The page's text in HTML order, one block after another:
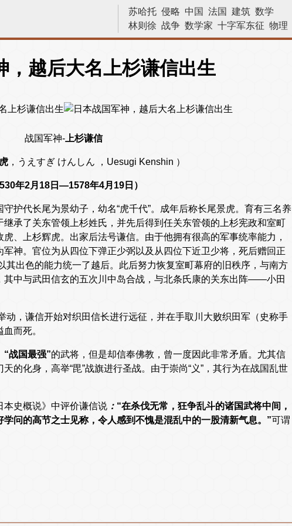
苏哈托 侵略 中国 法国 建筑 数学
林则徐 战争 数学家 十字军东征 物理
画家 诗人 小说家 巴拿马运河
原子弹 二战 物理学
，越后大名上杉谦信出生
战国军神- 上杉谦信
，うえすぎ けんしん ，Uesugi Kenshin ）
年2月18日—1578年4月19日）
护代长尾为景幼子，幼名“虎千代”。成年后称长尾景虎。育有三名养
承了关东管领上杉姓氏，并先后得到任关东管领的上杉宪政和室町
、上杉辉虎。出家后法号谦信。由于他拥有很高的军事统率能力，
神。官位为从四位下弹正少弼以及从四位下近卫少将，死后赠回正
其出色的能力统一了越后。此后努力恢复室町幕府的旧秩序，与南方
其中与武田信玄的五次川中岛合战，与北条氏康的关东出阵——小田
动，谦信开始对织田信长进行远征，并在手取川大败织田军（史称手
而死。
“战国最强”的武将，但是却信奉佛教，曾一度因此非常矛盾。尤其信
的化身，高举“毘”战旗进行圣战。由于崇尚“义”，其行为在战国乱世
本史概说》中评价谦信说： “在杀伐无常，狂争乱斗的诸国武将中间，
学问的高节之士见称，令人感到不愧是混乱中的一股清新气息。”可谓